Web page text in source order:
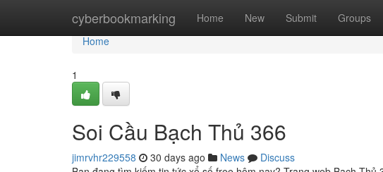
cyberbookmarking Home New Submit Groups
Home
Home
1
Soi Cầu Bạch Thủ 366
jimrvhr229558 30 days ago News
Discuss